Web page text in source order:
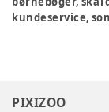
kundeservice,
PIXIZOO